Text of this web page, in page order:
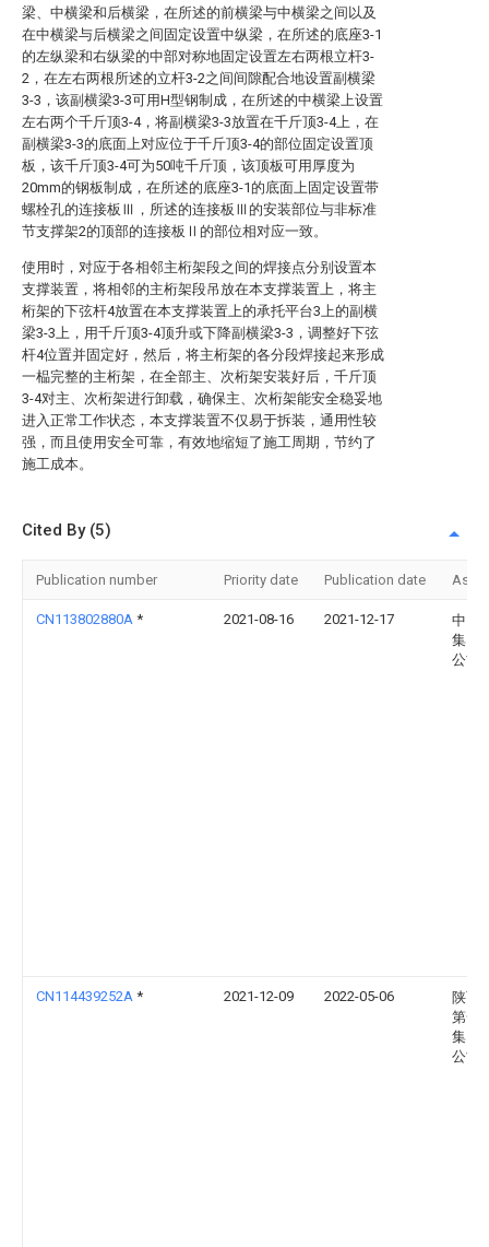
梁、中横梁和后横梁，在所述的前横梁与中横梁之间以及
在中横梁与后横梁之间固定设置中纵梁，在所述的底座3-1
的左纵梁和右纵梁的中部对称地固定设置左右两根立杆3-
2，在左右两根所述的立杆3-2之间间隙配合地设置副横梁
3-3，该副横梁3-3可用H型钢制成，在所述的中横梁上设置
左右两个千斤顶3-4，将副横梁3-3放置在千斤顶3-4上，在
副横梁3-3的底面上对应位于千斤顶3-4的部位固定设置顶
板，该千斤顶3-4可为50吨千斤顶，该顶板可用厚度为
20mm的钢板制成，在所述的底座3-1的底面上固定设置带
螺栓孔的连接板Ⅲ，所述的连接板Ⅲ的安装部位与非标准
节支撑架2的顶部的连接板Ⅱ的部位相对应一致。
使用时，对应于各相邻主桁架段之间的焊接点分别设置本
支撑装置，将相邻的主桁架段吊放在本支撑装置上，将主
桁架的下弦杆4放置在本支撑装置上的承托平台3上的副横
梁3-3上，用千斤顶3-4顶升或下降副横梁3-3，调整好下弦
杆4位置并固定好，然后，将主桁架的各分段焊接起来形成
一榀完整的主桁架，在全部主、次桁架安装好后，千斤顶
3-4对主、次桁架进行卸载，确保主、次桁架能安全稳妥地
进入正常工作状态，本支撑装置不仅易于拆装，通用性较
强，而且使用安全可靠，有效地缩短了施工周期，节约了
施工成本。
Cited By (5)
Publication number Priority date Publication date
CN113802880A * 2021-08-16 2021-12-17
中国
集团
公司
CN114439252A * 2021-12-09 2022-05-06
陕西
第一
集团
公司